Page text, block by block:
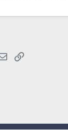
E-posta